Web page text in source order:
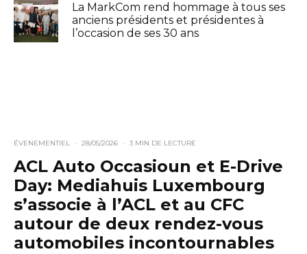
La MarkCom rend hommage à tous ses
anciens présidents et présidentes à
l’occasion de ses 30 ans
ÉVENEMENTIEL · 28/05/2026 · 3 MIN DE LECTURE
ACL Auto Occasioun et E-Drive
Day: Mediahuis Luxembourg
s’associe à l’ACL et au CFC
autour de deux rendez-vous
automobiles incontournables